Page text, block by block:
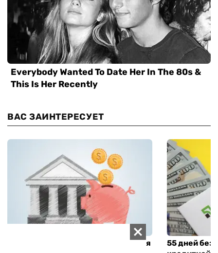
ВАС ЗАИНТЕРЕСУЕТ
Почему украинцы не отказываются
55 дней без